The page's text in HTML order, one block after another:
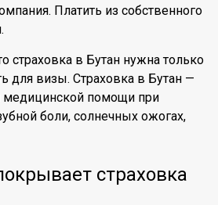
Платить из собственного
страховка в Бутан нужна только
для визы. Страховка в Бутан —
медицинской помощи при
боли, солнечных ожогах,
страховка